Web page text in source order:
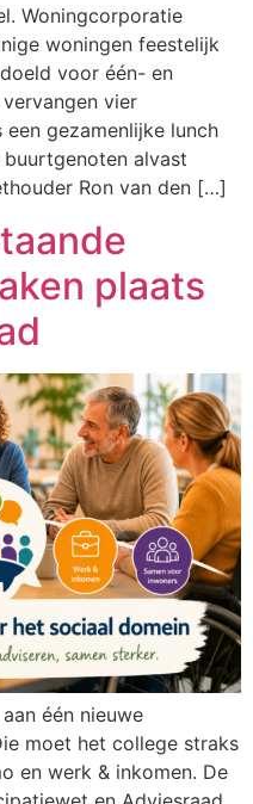
Woningcorporatie
woningen feestelijk
voor één- en
vier
gezamenlijke lunch
alvast
Ron van den […]
plaats
één nieuwe
moet het college straks
en werk & inkomen. De